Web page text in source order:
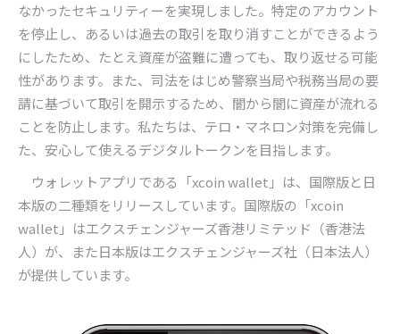
なかったセキュリティーを実現しました。特定のアカウント
を停止し、あるいは過去の取引を取り消すことができるよう
にしたため、たとえ資産が盗難に遭っても、取り返せる可能
性があります。また、司法をはじめ警察当局や税務当局の要
請に基づいて取引を開示するため、闇から闇に資産が流れる
ことを防止します。私たちは、テロ・マネロン対策を完備し
た、安心して使えるデジタルトークンを目指します。
ウォレットアプリである「xcoin wallet 」は、国際版と日
本版の二種類をリリースしています。国際版の「xcoin
wallet 」はエクスチェンジャーズ香港リミテッド（香港法
人）が、また日本版はエクスチェンジャーズ社（日本法人）
が提供しています。